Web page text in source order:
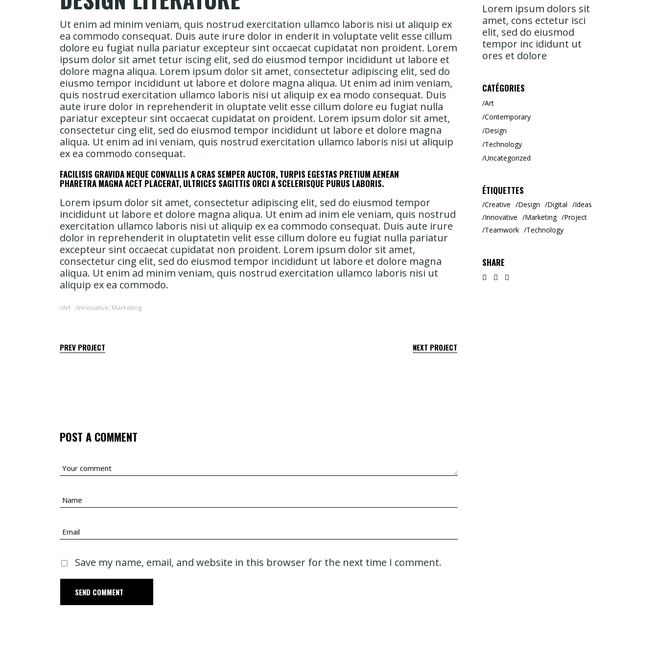
Ut enim ad minim veniam, quis nostrud exercitation ullamco laboris nisi ut aliquip ex
ea commodo consequat. Duis aute irure dolor in enderit in voluptate velit esse cillum
dolore eu fugiat nulla pariatur excepteur sint occaecat cupidatat non proident. Lorem
ipsum dolor sit amet tetur iscing elit, sed do eiusmod tempor incididunt ut labore et
dolore magna aliqua. Lorem ipsum dolor sit amet, consectetur adipiscing elit, sed do
eiusmo tempor incididunt ut labore et dolore magna aliqua. Ut enim ad inim veniam,
quis nostrud exercitation ullamco laboris nisi ut aliquip ex ea modo consequat. Duis
aute irure dolor in reprehenderit in oluptate velit esse cillum dolore eu fugiat nulla
pariatur excepteur sint occaecat cupidatat on proident. Lorem ipsum dolor sit amet,
consectetur cing elit, sed do eiusmod tempor incididunt ut labore et dolore magna
aliqua. Ut enim ad ini veniam, quis nostrud exercitation ullamco laboris nisi ut aliquip
ex ea commodo consequat.
FACILISIS GRAVIDA NEQUE CONVALLIS A CRAS SEMPER AUCTOR, TURPIS EGESTAS PRETIUM AENEAN
PHARETRA MAGNA ACET PLACERAT, ULTRICES SAGITTIS ORCI A SCELERISQUE PURUS LABORIS.
Lorem ipsum dolor sit amet, consectetur adipiscing elit, sed do eiusmod tempor
incididunt ut labore et dolore magna aliqua. Ut enim ad inim ele veniam, quis nostrud
exercitation ullamco laboris nisi ut aliquip ex ea commodo consequat. Duis aute irure
dolor in reprehenderit in oluptatetin velit esse cillum dolore eu fugiat nulla pariatur
excepteur sint occaecat cupidatat non proident. Lorem ipsum dolor sit amet,
consectetur cing elit, sed do eiusmod tempor incididunt ut labore et dolore magna
aliqua. Ut enim ad minim veniam, quis nostrud exercitation ullamco laboris nisi ut
aliquip ex ea commodo.
Art Innovative, Marketing
PREV PROJECT NEXT PROJECT
POST A COMMENT
Save my name, email, and website in this browser for the next time I comment.
Lorem ipsum dolors sit
amet, cons ectetur isci
elit, sed do eiusmod
tempor inc ididunt ut
ores et dolore
CATÉGORIES
Art
Contemporary
Design
Technology
Uncategorized
ÉTIQUETTES
Creative Design Digital
Ideas
Innovative
Marketing
Project
Teamwork
Technology
SHARE